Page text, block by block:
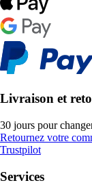
Livraison et
30 jours pour
Retournez votre
Trustpilot
Services